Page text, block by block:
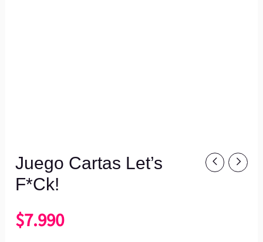
Juego Cartas Let’s
F*Ck!
$7.990